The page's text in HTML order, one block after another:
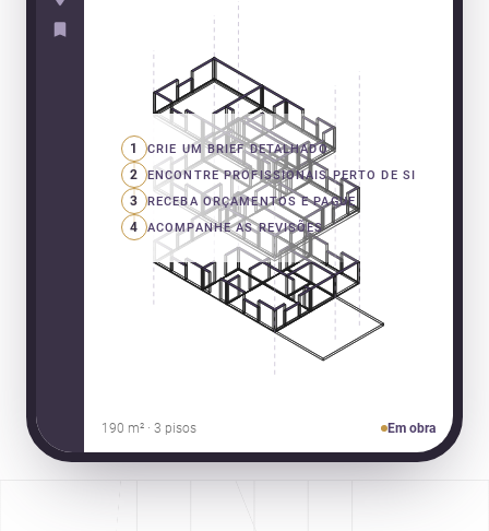
1 CRIE UM BRIEF DETALHADO
2 ENCONTRE PROFISSIONAIS PERTO DE SI
3 RECEBA ORÇAMENTOS E PAGUE
4 ACOMPANHE AS REVISÕES
190 m² · 3 pisos Em obra